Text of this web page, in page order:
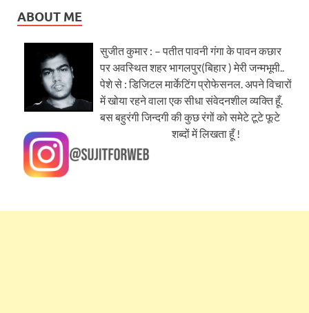
ABOUT ME
सुजीत कुमार : – पतीत पावनी गंगा के पावन कछार
पर अवस्थित शहर भागलपुर(बिहार ) मेरी जन्मभूमी..
पेशे से : डिजिटल मार्केटिंग प्रोफेसनल. अपने विचारों
में खोया रहने वाला एक सीधा संवेदनशील व्यक्ति हूँ.
बस बहुरंगी जिन्दगी की कुछ रंगों को समेटे टूटे फूटे
शब्दों में लिखता हूँ !